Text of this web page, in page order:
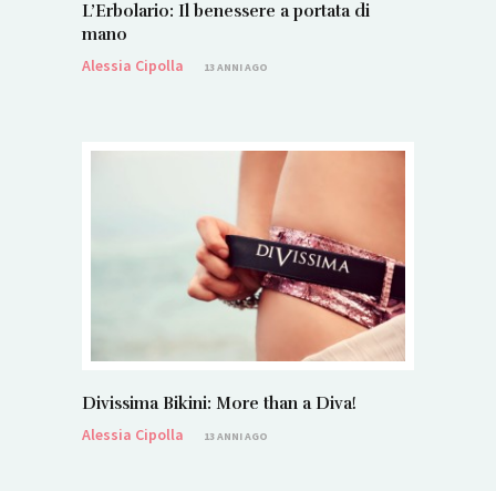
L’Erbolario: Il benessere a portata di
mano
Alessia Cipolla
13 ANNI AGO
Divissima Bikini: More than a Diva!
Alessia Cipolla
13 ANNI AGO